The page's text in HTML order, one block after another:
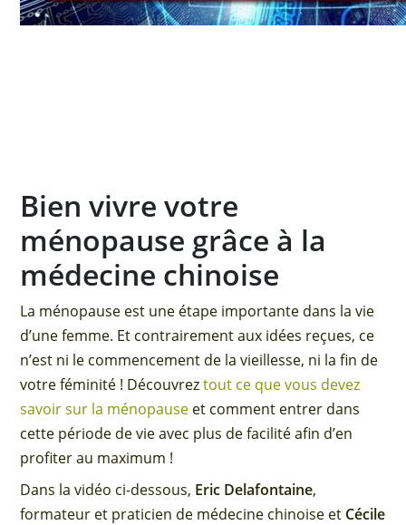
Bien vivre votre
ménopause grâce à la
médecine chinoise
La ménopause est une étape importante dans la vie
d’une femme. Et contrairement aux idées reçues, ce
n’est ni le commencement de la vieillesse, ni la fin de
votre féminité ! Découvreztout ce que vous devez
savoir sur la ménopause et comment entrer dans
cette période de vie avec plus de facilité afin d’en
profiter au maximum !
Dans la vidéo ci-dessous, Eric Delafontaine,
formateur et praticien de médecine chinoise et Cécile